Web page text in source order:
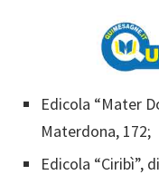
Edicola “Mater
Materdona, 172;
Edicola “Ciribì”,